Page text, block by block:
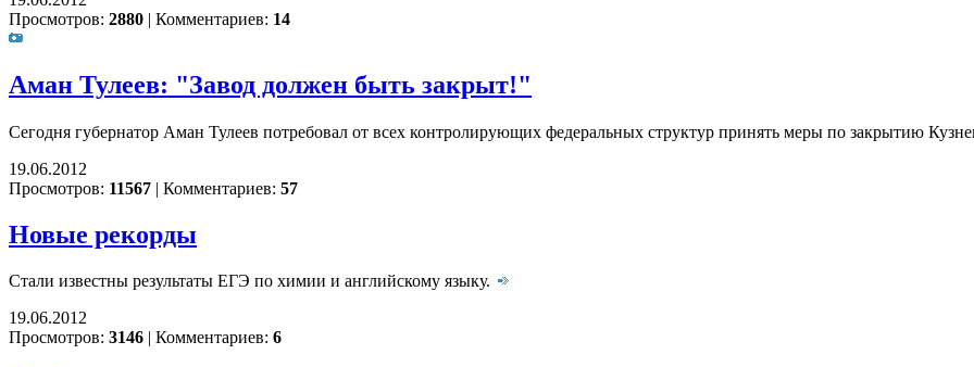
Просмотров: 2880 | Комментариев: 14
Аман Тулеев: "Завод должен быть закрыт!"
Сегодня губернатор Аман Тулеев потребовал от всех контролирующих федеральных структур принять меры по закрытию
19.06.2012
Просмотров: 11567 | Комментариев: 57
Новые рекорды
Стали известны результаты ЕГЭ по химии и английскому языку.
19.06.2012
Просмотров: 3146 | Комментариев: 6